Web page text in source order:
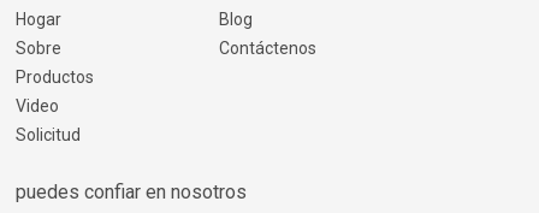
Hogar
Sobre
Productos
Video
Solicitud
Blog
Contáctenos
puedes confiar en nosotros